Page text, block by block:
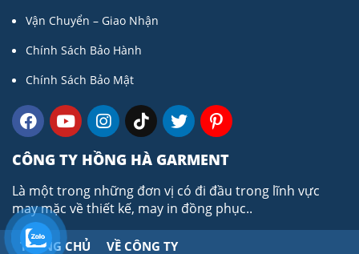
Vận Chuyển – Giao Nhận
Chính Sách Bảo Hành
Chính Sách Bảo Mật
CÔNG TY HỒNG HÀ GARMENT
Là một trong những đơn vị có đi đầu trong lĩnh vực
may mặc về thiết kế, may in đồng phục..
TRANG CHỦ VỀ CÔNG TY